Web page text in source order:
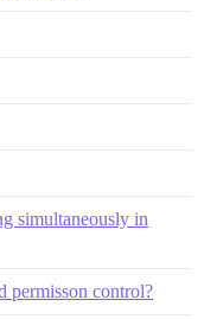
simultaneously in
permisson control?